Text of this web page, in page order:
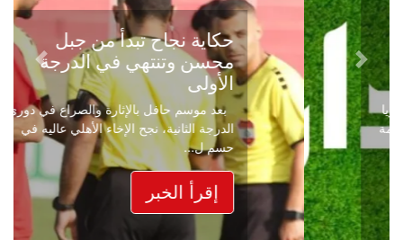
حكاية نجاح تبدأ من جبل
محسن وتنتهي في الدرجة
الأولى
بعد موسم حافل بالإثارة والصراع في دوري
الدرجة الثانية، نجح الإخاء الأهلي عاليه في
حسم ل...
إقرأ الخبر
Previous
Next